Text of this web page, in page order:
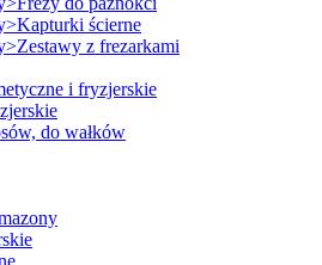
ścierne
z frezarkami
i fryzjerskie
do wałków